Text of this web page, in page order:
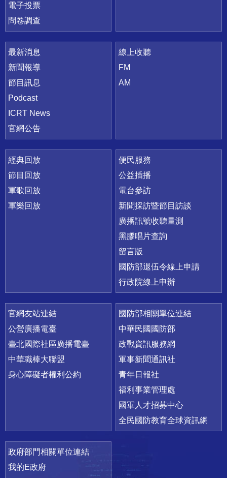
電子投票
問卷調查
最新消息
新聞報導
節目訊息
Podcast
ICRT News
官網公告
線上收聽
FM
AM
經典回放
節目回放
軍歌回放
軍樂回放
便民服務
公益插播
電台參訪
新聞採訪暨節目訪談
廣播訊號收聽量測
黑膠唱片查詢
留言版
國防部退伍令線上申請
行政院線上申辦
官網友站連結
公營廣播電臺
臺北國際社區廣播電臺
中華職棒大聯盟
身心障礙者權利公約
國防部相關單位連結
中華民國國防部
政戰資訊服務網
軍事新聞通訊社
青年日報社
福利事業管理處
國軍人才招募中心
全民國防教育全球資訊網
政府部門相關單位連結
我的E政府